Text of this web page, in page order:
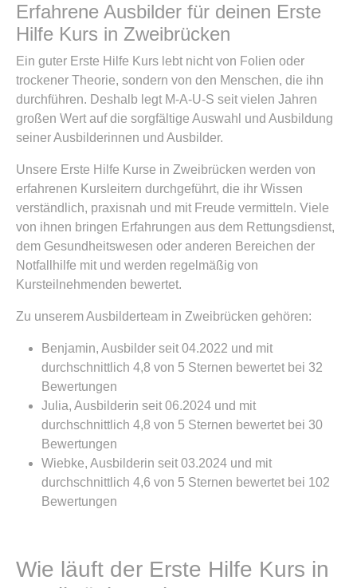
Erfahrene Ausbilder für deinen Erste
Hilfe Kurs in Zweibrücken
Ein guter Erste Hilfe Kurs lebt nicht von Folien oder
trockener Theorie, sondern von den Menschen, die ihn
durchführen. Deshalb legt M-A-U-S seit vielen Jahren
großen Wert auf die sorgfältige Auswahl und Ausbildung
seiner Ausbilderinnen und Ausbilder.
Unsere Erste Hilfe Kurse in Zweibrücken werden von
erfahrenen Kursleitern durchgeführt, die ihr Wissen
verständlich, praxisnah und mit Freude vermitteln. Viele
von ihnen bringen Erfahrungen aus dem Rettungsdienst,
dem Gesundheitswesen oder anderen Bereichen der
Notfallhilfe mit und werden regelmäßig von
Kursteilnehmenden bewertet.
Zu unserem Ausbilderteam in Zweibrücken gehören:
Benjamin, Ausbilder seit 04.2022 und mit
durchschnittlich 4,8 von 5 Sternen bewertet bei 32
Bewertungen
Julia, Ausbilderin seit 06.2024 und mit
durchschnittlich 4,8 von 5 Sternen bewertet bei 30
Bewertungen
Wiebke, Ausbilderin seit 03.2024 und mit
durchschnittlich 4,6 von 5 Sternen bewertet bei 102
Bewertungen
Wie läuft der Erste Hilfe Kurs in